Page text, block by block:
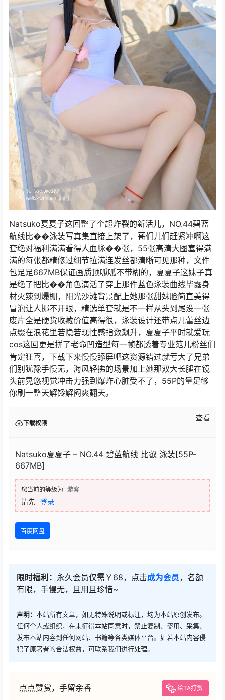
Natsuko夏夏子这回整了个超炸裂的新活儿，NO.44碧蓝
航线比��泳装写真集直接上架了，哥们儿们赶紧冲啊这
套绝对福利满满看得人血脉��张，55张高清大图塞得满
满的每张都精修过细节拉满连发丝都清晰可见那种，文件
包足足667MB保证画质顶呱呱不带糊的，夏夏子这妹子真
是绝了把比��角色演活了穿上那件蓝色泳装曲线毕露身
材火辣到爆棚，阳光沙滩背景配上她那张甜妹脸简直美得
冒泡让人挪不开眼，精选单套就是不一样从头到尾没一张
废片全是硬货收藏价值高得很，泳装设计还带点儿蕾丝边
点缀在浪花里若隐若现性感指数飙升，夏夏子平时就爱玩
cos这回更是拼了老命凹造型每一帧都透着专业范儿粉丝们
肯定狂喜，下载下来慢慢舔屏吧这资源错过就亏大了兄弟
们别犹豫手慢无，海风轻拂的场景加上她那双大长腿在镜
头前晃悠视觉冲击力强到爆炸心脏受不了，55P的量足够
你刷一整天解馋解闷爽翻天。
下载权限
查看
Natsuko夏夏子 – NO.44 碧蓝航线 比叡 泳装[55P-
667MB]
您当前的等级为 游客
请先 登录
百度网盘
限时福利： 永久会员仅需￥68，点击成为会员 ，名额
有限，手慢无，且用且珍惜~
声明： 本站所有文章，如无特殊说明或标注，均为本站原创发布。
任何个人或组织，在未征得本站同意时，禁止复制、盗用、采集、
发布本站内容到任何网站、书籍等各类媒体平台。如若本站内容侵
犯了原著者的合法权益，可联系我们进行处理。
点点赞赏，手留余香 给TA打赏